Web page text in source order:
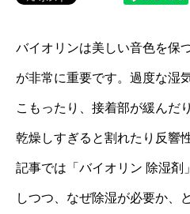
バイオリンは美しい音色を保
が非常に重要です。過度な湿
こもったり、接着部が緩んだ
乾燥しすぎると割れたり反響
記事では「バイオリン 除湿剤
しつつ、なぜ除湿が必要か、